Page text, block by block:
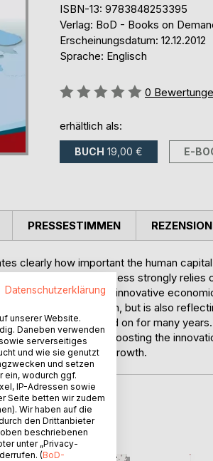
ISBN-13: 9783848253395
Verlag: BoD - Books on
Erscheinungsdatum: 12.12.2012
Sprache: Englisch
Bewertung::
0
erhältlich als:
BUCH 19,00 € E-
clearly how important the human
(SMEs), whose success strongly
can influence an innovative
innovation, but is also
that he worked on for many
change in a firm by boosting the
can support such a growth.
PRESSESTIMMEN
BEIBoD
Datenschutzerklärung
unserer Website.
Daneben verwenden
serverseitiges
und wie sie genutzt
und setzen
ein, wodurch ggf.
IP-Adressen sowie
Seite betten wir zudem
Wir haben auf die
den Drittanbieter
beschriebenen
unter „Privacy-
(BoD-